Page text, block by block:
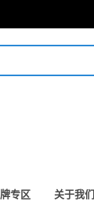
专区 关于我们